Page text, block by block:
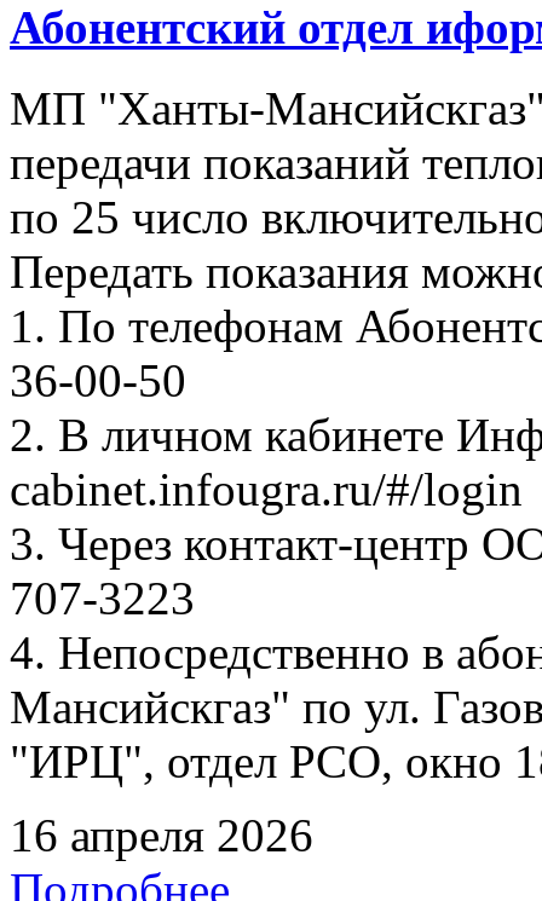
Абонентский отдел
МП "Ханты-Мансийскгаз"
передачи показаний
по 25 число
Передать показания
1. По телефонам
36-00-50
2. В личном кабинете
cabinet.infougra.ru/#/login
3. Через контакт-центр
707-3223
4. Непосредственно в
Мансийскгаз" по ул.
"ИРЦ", отдел РСО, окно
16 апреля 2026
Подробнее